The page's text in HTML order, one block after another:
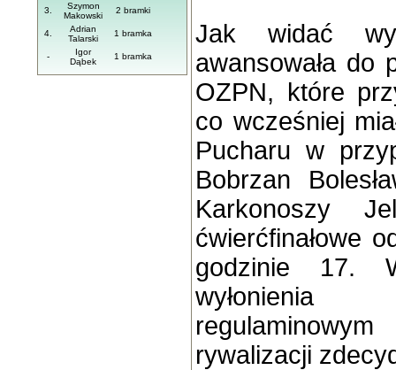
3.
Szymon
Makowski
2 bramki
4.
Adrian
Talarski
1 bramka
-
Igor
Dąbek
1 bramka
Jak widać
awansowała do
OZPN, które
co wcześniej
Pucharu w
Bobrzan
Karkonoszy
ćwierćfinałowe
godzinie 17.
rywalizacji